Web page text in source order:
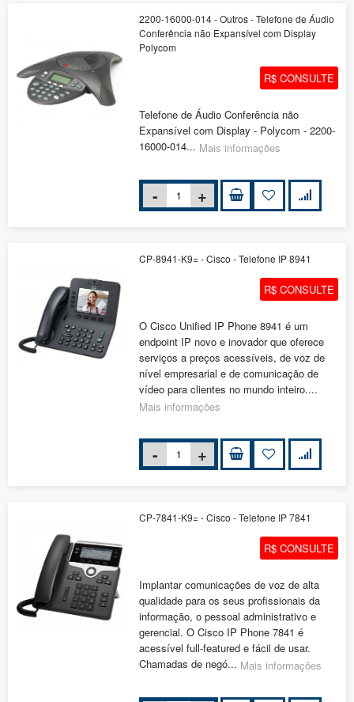
2200-16000-014 - Outros - Telefone de Áudio
Conferência não Expansível com Display
Polycom
R$ CONSULTE
Telefone de Áudio Conferência não
Expansível com Display - Polycom - 2200-
16000-014... Mais informações
CP-8941-K9= - Cisco - Telefone IP 8941
R$ CONSULTE
O Cisco Unified IP Phone 8941 é um
endpoint IP novo e inovador que oferece
serviços a preços acessíveis, de voz de
nível empresarial e de comunicação de
vídeo para clientes no mundo inteiro....
Mais informações
CP-7841-K9= - Cisco - Telefone IP 7841
R$ CONSULTE
Implantar comunicações de voz de alta
qualidade para os seus profissionais da
informação, o pessoal administrativo e
gerencial. O Cisco IP Phone 7841 é
acessível full-featured e fácil de usar.
Chamadas de negó... Mais informações